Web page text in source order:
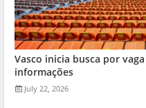
Vasco inicia busca por
informações
July 22, 2026